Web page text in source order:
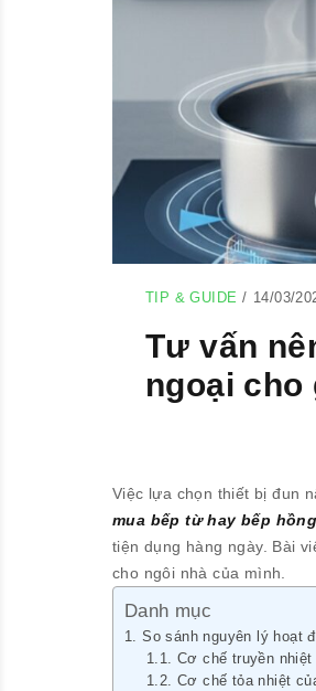
TIP & GUIDE / 14/03/
Tư vấn
ngoại cho
Việc lựa chọn thiết bị đun
mua bếp từ hay bếp
tiện dụng hàng ngày. Bài
cho ngôi nhà của mình.
Danh mục
So sánh nguyên lý hoạt
Cơ chế truyền
Cơ chế tỏa nhiệt